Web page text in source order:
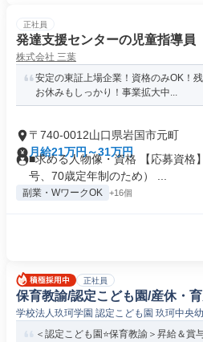
正社員
発達支援センターの児童指導員
株式会社 三葉
安定の東証上場企業！資格のみOK！
お休みもしっかり！事業拡大中...
〒740-0012山口県岩国市元町
月給21万円～31万円
■求める人物像・資格 【応募資格
号、70歳定年制のため） ...
副業・WワークOK +16個
正社員
保育教諭/認定こども園/産休・
学校法人玖珂学園 認定こども園 玖珂中央
＜認定こども園⭐保育教諭＞昇給＆賞